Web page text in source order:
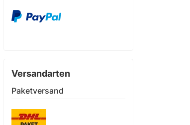
Versandarten
Paketversand